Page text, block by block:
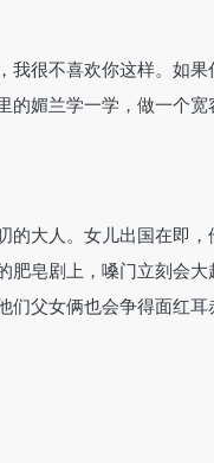
我很不喜欢你这样。如
的媚兰学一学，做一个
的大人。女儿出国在即
肥皂剧上，嗓门立刻会
们父女俩也会争得面红